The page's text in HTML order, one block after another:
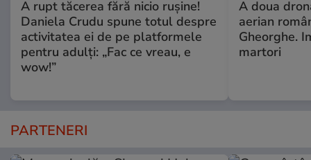
A rupt tăcerea fără nicio rușine!
Daniela Crudu spune totul despre
activitatea ei de pe platformele
pentru adulți: „Fac ce vreau, e
wow!”
A doua
aerian
Gheorghe.
martori
PARTENERI